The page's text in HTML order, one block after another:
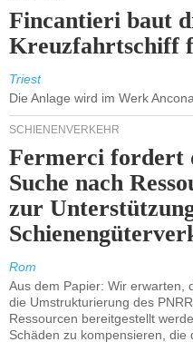
Fincantieri baut
Kreuzfahrtschiff
Triest
Die Anlage wird im Werk
SCHIENENVERKEHR
Fermerci fordert
Suche nach
zur
Rom
Aus dem Papier: Wir erwarten,
die Umstrukturierung des
Ressourcen bereitgestellt
Schäden zu kompensieren, die